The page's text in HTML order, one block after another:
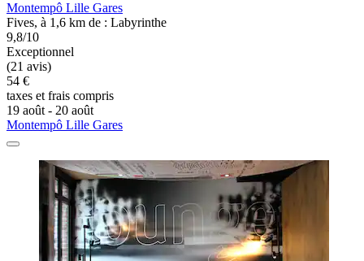
Montempô Lille Gares
Fives, à 1,6 km de : Labyrinthe
9,8/10
Exceptionnel
(21 avis)
54 €
taxes et frais compris
19 août - 20 août
Montempô Lille Gares